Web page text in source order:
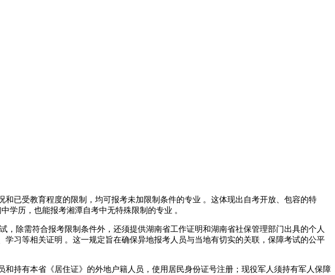
已受教育程度的限制，均可报考未加限制条件的专业 。这体现出自考开放、包容的特
学历，也能报考湘潭自考中无特殊限制的专业 。
除需符合报考限制条件外，还须提供湖南省工作证明和湖南省社保管理部门出具的个人
习等相关证明 。这一规定旨在确保异地报考人员与当地有切实的关联，保障考试的公平
持有本省《居住证》的外地户籍人员，使用居民身份证号注册；现役军人须持有军人保障